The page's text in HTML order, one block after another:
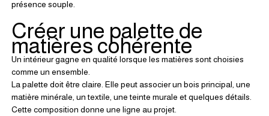
présence souple.
Créer une palette de
matières cohérente
Un intérieur gagne en qualité lorsque les matières sont choisies
comme un ensemble.
La palette doit être claire. Elle peut associer un bois principal, une
matière minérale, un textile, une teinte murale et quelques détails.
Cette composition donne une ligne au projet.